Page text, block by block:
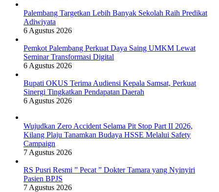
Palembang Targetkan Lebih Banyak Sekolah Raih Predikat
Adiwiyata
6 Agustus 2026
Pemkot Palembang Perkuat Daya Saing UMKM Lewat
Seminar Transformasi Digital
6 Agustus 2026
Bupati OKUS Terima Audiensi Kepala Samsat, Perkuat
Sinergi Tingkatkan Pendapatan Daerah
6 Agustus 2026
Wujudkan Zero Accident Selama Pit Stop Part II 2026,
Kilang Plaju Tanamkan Budaya HSSE Melalui Safety
Campaign
7 Agustus 2026
RS Pusri Resmi ” Pecat ” Dokter Tamara yang Nyinyiri
Pasien BPJS
7 Agustus 2026